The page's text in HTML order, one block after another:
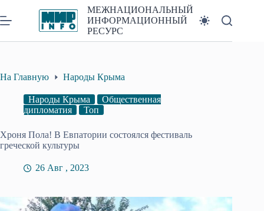
к
сути
МЕЖНАЦИОНАЛЬНЫЙ
ИНФОРМАЦИОННЫЙ
РЕСУРС
На Главную Народы Крыма
Народы Крыма
Общественная
дипломатия
Топ
Хроня Пола! В Евпатории состоялся фестиваль
греческой культуры
26 Авг , 2023